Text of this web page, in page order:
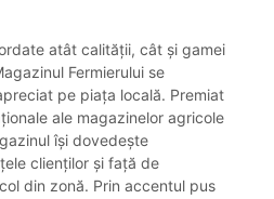
atât calității, cât și gamei
Fermierului se
pe piața locală. Premiat
ale magazinelor agricole
își dovedește
clienților și față de
din zonă. Prin accentul pus